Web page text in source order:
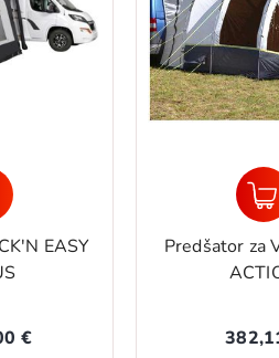
EASY
€
Predšator za